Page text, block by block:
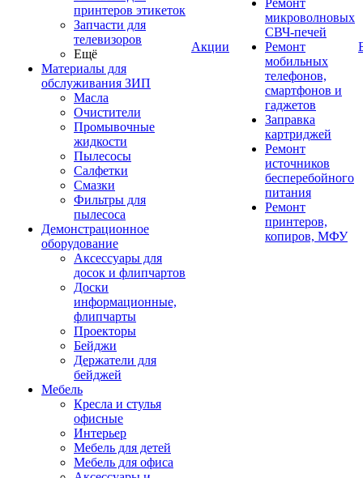
принтеров этикеток
Запчасти для
телевизоров
Ещё
Материалы для
обслуживания ЗИП
Масла
Очистители
Промывочные
жидкости
Пылесосы
Салфетки
Смазки
Фильтры для
пылесоса
Демонстрационное
оборудование
Аксессуары для
досок и флипчартов
Доски
информационные,
флипчарты
Проекторы
Бейджи
Держатели для
бейджей
Мебель
Кресла и стулья
офисные
Интерьер
Мебель для детей
Мебель для офиса
Акции
Ремонт
микроволновых
СВЧ-печей
Ремонт
мобильных
телефонов,
смартфонов и
гаджетов
Заправка
картриджей
Ремонт
источников
бесперебойного
питания
Ремонт
принтеров,
копиров, МФУ